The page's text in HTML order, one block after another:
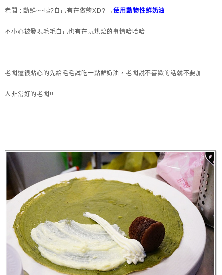
老闆 : 動鮮~~咦?自己有在做齁XD? →使用動物性鮮奶油
不小心被發現毛毛自己也有在玩烘焙的事情哈哈哈
老闆還很貼心的先給毛毛試吃一點鮮奶油，老闆說不喜歡的話就不要加
人非常好的老闆!!